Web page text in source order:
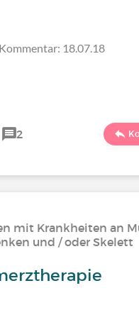
18.07.18
2
mit Krankheiten an
und / oder Skelett